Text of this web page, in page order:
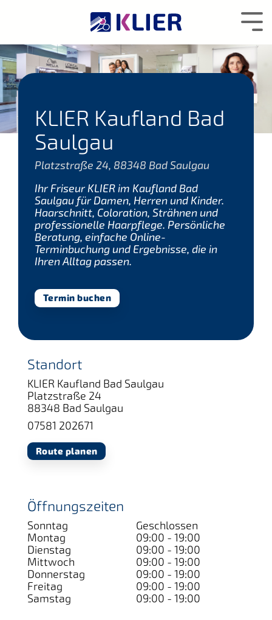
KLIER Kaufland Bad
Saulgau
Platzstraße 24, 88348 Bad Saulgau
Ihr Friseur KLIER im Kaufland Bad
Saulgau für Damen, Herren und Kinder.
Haarschnitt, Coloration, Strähnen und
professionelle Haarpflege. Persönliche
Beratung, einfache Online-
Terminbuchung und Ergebnisse, die in
Ihren Alltag passen.
Termin buchen
Standort
KLIER Kaufland Bad Saulgau
Platzstraße 24
88348 Bad Saulgau
07581 202671
Route planen
Öffnungszeiten
Sonntag
Geschlossen
Montag
09:00 - 19:00
Dienstag
09:00 - 19:00
Mittwoch
09:00 - 19:00
Donnerstag
09:00 - 19:00
Freitag
09:00 - 19:00
Samstag
09:00 - 19:00